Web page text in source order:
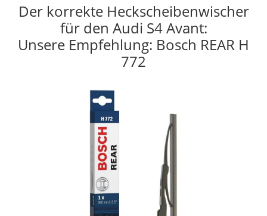
Der korrekte Heckscheibenwischer
für den Audi S4 Avant:
Unsere Empfehlung: Bosch REAR H
772